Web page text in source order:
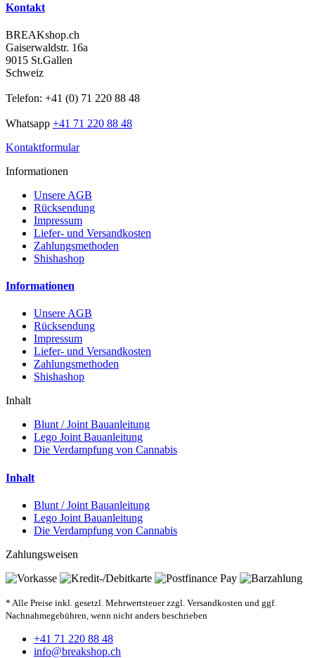
Kontakt
BREAKshop.ch
Gaiserwaldstr. 16a
9015 St.Gallen
Schweiz
Telefon: +41 (0) 71 220 88 48
Whatsapp +41 71 220 88 48
Kontaktformular
Informationen
Unsere AGB
Rücksendung
Impressum
Liefer- und Versandkosten
Zahlungsmethoden
Shishashop
Informationen
Unsere AGB
Rücksendung
Impressum
Liefer- und Versandkosten
Zahlungsmethoden
Shishashop
Inhalt
Blunt / Joint Bauanleitung
Lego Joint Bauanleitung
Die Verdampfung von Cannabis
Inhalt
Blunt / Joint Bauanleitung
Lego Joint Bauanleitung
Die Verdampfung von Cannabis
Zahlungsweisen
* Alle Preise inkl. gesetzl. Mehrwertsteuer zzgl. Versandkosten und ggf.
Nachnahmegebühren, wenn nicht anders beschrieben
+41 71 220 88 48
info@breakshop.ch